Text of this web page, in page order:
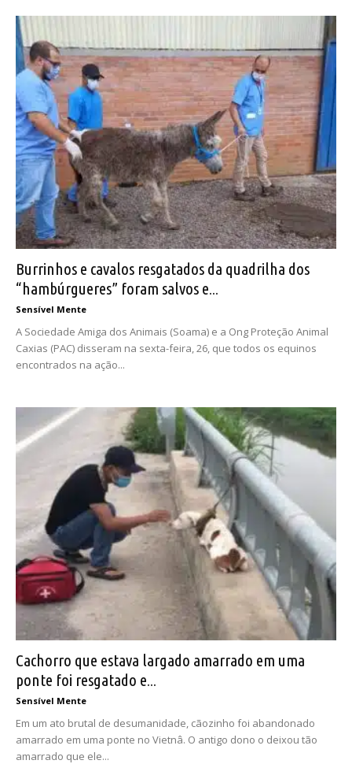
Burrinhos e cavalos resgatados da quadrilha dos
“hambúrgueres” foram salvos e...
Sensível Mente
A Sociedade Amiga dos Animais (Soama) e a Ong Proteção Animal
Caxias (PAC) disseram na sexta-feira, 26, que todos os equinos
encontrados na ação...
Cachorro que estava largado amarrado em uma
ponte foi resgatado e...
Sensível Mente
Em um ato brutal de desumanidade, cãozinho foi abandonado
amarrado em uma ponte no Vietnâ. O antigo dono o deixou tão
amarrado que ele...